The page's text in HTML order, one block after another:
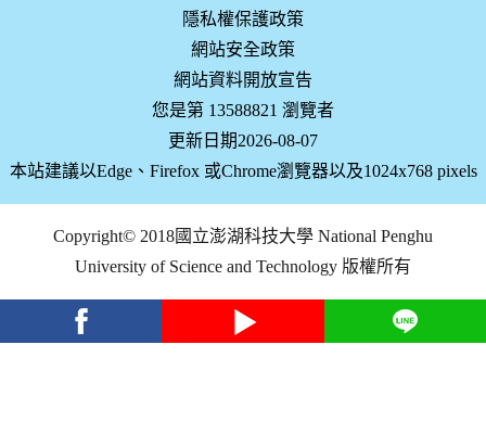
隱私權保護政策
網站安全政策
網站資料開放宣告
您是第 13588821 瀏覽者
更新日期2026-08-07
本站建議以Edge、Firefox 或Chrome瀏覽器以及1024x768 pixels
Copyright© 2018國立澎湖科技大學 National Penghu
University of Science and Technology 版權所有